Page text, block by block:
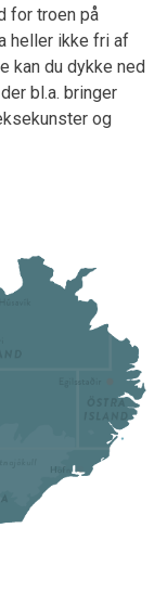
for troen på
heller ikke fri af
kan du dykke ned
bl.a. bringer
og